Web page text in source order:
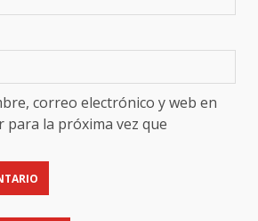
correo electrónico y web en
para la próxima vez que